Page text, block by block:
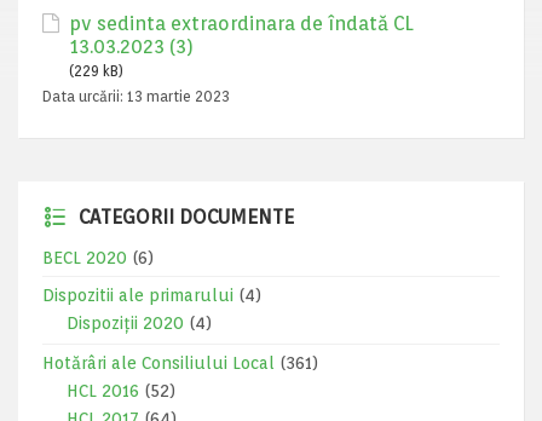
pv sedinta extraordinara de îndată CL
13.03.2023 (3)
(229 kB)
Data urcării: 13 martie 2023
CATEGORII DOCUMENTE
BECL 2020 (6)
Dispozitii ale primarului (4)
Dispoziții 2020 (4)
Hotărâri ale Consiliului Local
(361)
HCL 2016 (52)